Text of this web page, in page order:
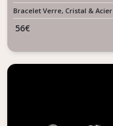
Bracelet Verre, Cristal & Acier
56€